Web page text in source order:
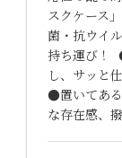
スクケース
菌・抗ウイ
持ち運び！
し、サッと
●置いてあ
な存在感、